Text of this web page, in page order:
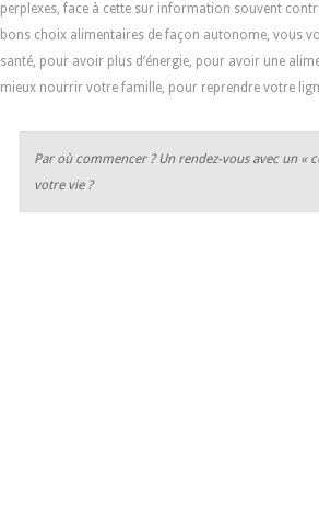
perplexes, face à cette sur information souvent
bons choix alimentaires de façon autonome, vous
santé, pour avoir plus d’énergie, pour avoir une
mieux nourrir votre famille, pour reprendre votre
Par où commencer ? Un rendez-vous avec un
votre vie ?